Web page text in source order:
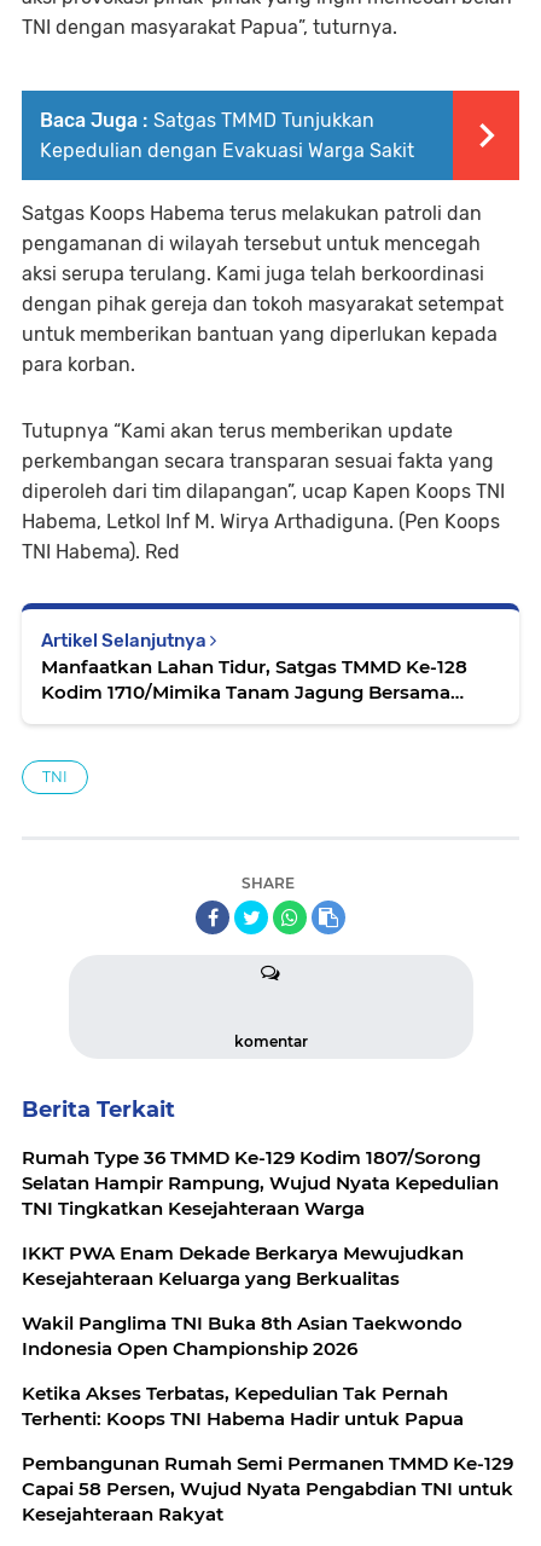
TNI dengan masyarakat Papua”, tuturnya.
Baca Juga : Satgas TMMD Tunjukkan
Kepedulian dengan Evakuasi Warga Sakit
Satgas Koops Habema terus melakukan patroli dan
pengamanan di wilayah tersebut untuk mencegah
aksi serupa terulang. Kami juga telah berkoordinasi
dengan pihak gereja dan tokoh masyarakat setempat
untuk memberikan bantuan yang diperlukan kepada
para korban.
Tutupnya “Kami akan terus memberikan update
perkembangan secara transparan sesuai fakta yang
diperoleh dari tim dilapangan”, ucap Kapen Koops TNI
Habema, Letkol Inf M. Wirya Arthadiguna. (Pen Koops
TNI Habema). Red
Artikel Selanjutnya
Manfaatkan Lahan Tidur, Satgas TMMD Ke-128
Kodim 1710/Mimika Tanam Jagung Bersama
TNI
SHARE
komentar
Berita Terkait
Rumah Type 36 TMMD Ke-129 Kodim 1807/Sorong
Selatan Hampir Rampung, Wujud Nyata Kepedulian
TNI Tingkatkan Kesejahteraan Warga
IKKT PWA Enam Dekade Berkarya Mewujudkan
Kesejahteraan Keluarga yang Berkualitas
Wakil Panglima TNI Buka 8th Asian Taekwondo
Indonesia Open Championship 2026
Ketika Akses Terbatas, Kepedulian Tak Pernah
Terhenti: Koops TNI Habema Hadir untuk Papua
Pembangunan Rumah Semi Permanen TMMD Ke-129
Capai 58 Persen, Wujud Nyata Pengabdian TNI untuk
Kesejahteraan Rakyat